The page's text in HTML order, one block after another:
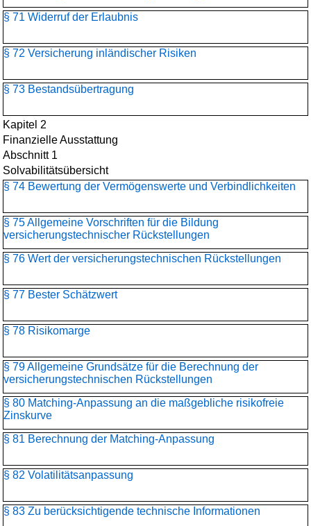
§ 71 Widerruf der Erlaubnis
§ 72 Versicherung inländischer Risiken
§ 73 Bestandsübertragung
Kapitel 2
Finanzielle Ausstattung
Abschnitt 1
Solvabilitätsübersicht
§ 74 Bewertung der Vermögenswerte und Verbindlichkeiten
§ 75 Allgemeine Vorschriften für die Bildung
versicherungstechnischer Rückstellungen
§ 76 Wert der versicherungstechnischen Rückstellungen
§ 77 Bester Schätzwert
§ 78 Risikomarge
§ 79 Allgemeine Grundsätze für die Berechnung der
versicherungstechnischen Rückstellungen
§ 80 Matching-Anpassung an die maßgebliche risikofreie
Zinskurve
§ 81 Berechnung der Matching-Anpassung
§ 82 Volatilitätsanpassung
§ 83 Zu berücksichtigende technische Informationen